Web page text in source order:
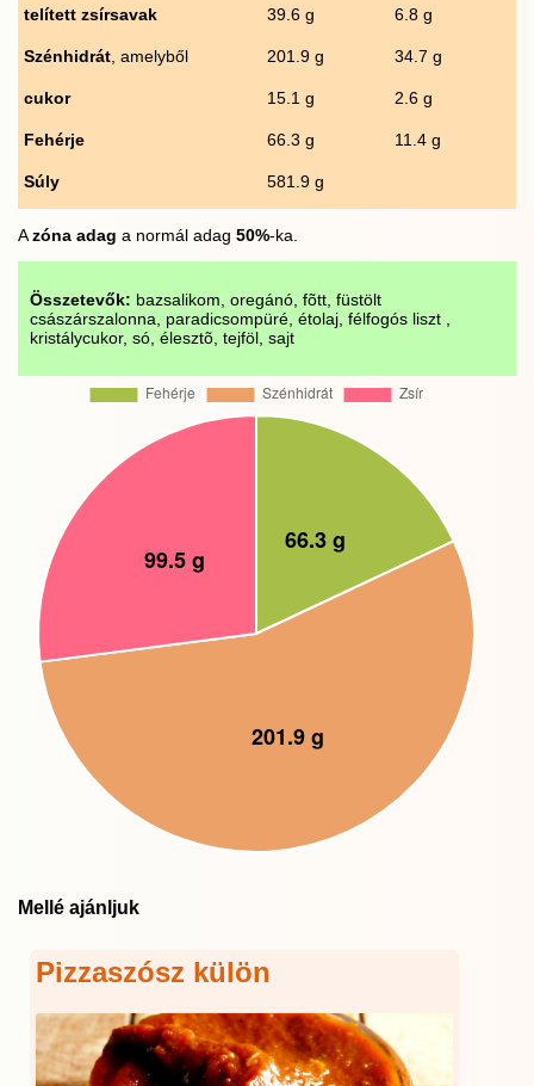
telített zsírsavak 39.6 g 6.8 g
Szénhidrát , amelyből 201.9 g 34.7 g
cukor 15.1 g 2.6 g
Fehérje 66.3 g 11.4 g
Súly 581.9 g
Azóna adag a normál adag 50%-ka.
Összetevők: bazsalikom, oregánó, fõtt, füstölt
császárszalonna, paradicsompüré, étolaj, félfogós liszt ,
kristálycukor, só, élesztõ, tejföl, sajt
Mellé ajánljuk
Pizzaszósz külön